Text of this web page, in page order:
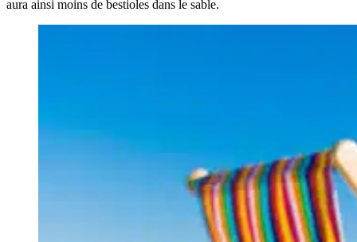
aura ainsi moins de bestioles dans le sable.